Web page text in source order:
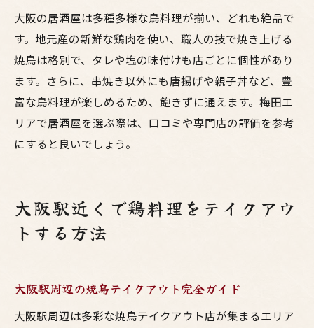
大阪の居酒屋は多種多様な鳥料理が揃い、どれも絶品で
す。地元産の新鮮な鶏肉を使い、職人の技で焼き上げる
焼鳥は格別で、タレや塩の味付けも店ごとに個性があり
ます。さらに、串焼き以外にも唐揚げや親子丼など、豊
富な鳥料理が楽しめるため、飽きずに通えます。梅田エ
リアで居酒屋を選ぶ際は、口コミや専門店の評価を参考
にすると良いでしょう。
大阪駅近くで鶏料理をテイクアウ
トする方法
大阪駅周辺の焼鳥テイクアウト完全ガイド
大阪駅周辺は多彩な焼鳥テイクアウト店が集まるエリア